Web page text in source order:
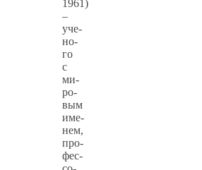
1961)
–
уче­
но­
го
с
ми­
ро­
вым
име­
нем,
про­
фес­